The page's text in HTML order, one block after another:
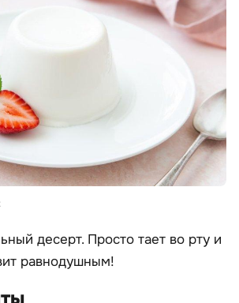
десерт. Просто тает во рту и
равнодушным!